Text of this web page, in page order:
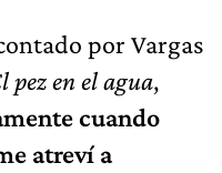
por Vargas
pez en el agua,
cuando
atreví a